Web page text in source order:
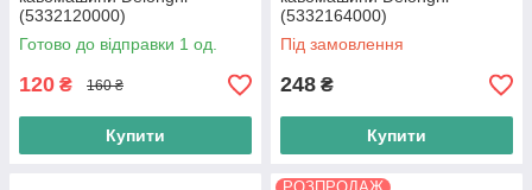
(5332120000)
Готово до відправки 1 од.
120 ₴ 160 ₴
Купити
(5332164000)
Під замовлення
248 ₴
Купити